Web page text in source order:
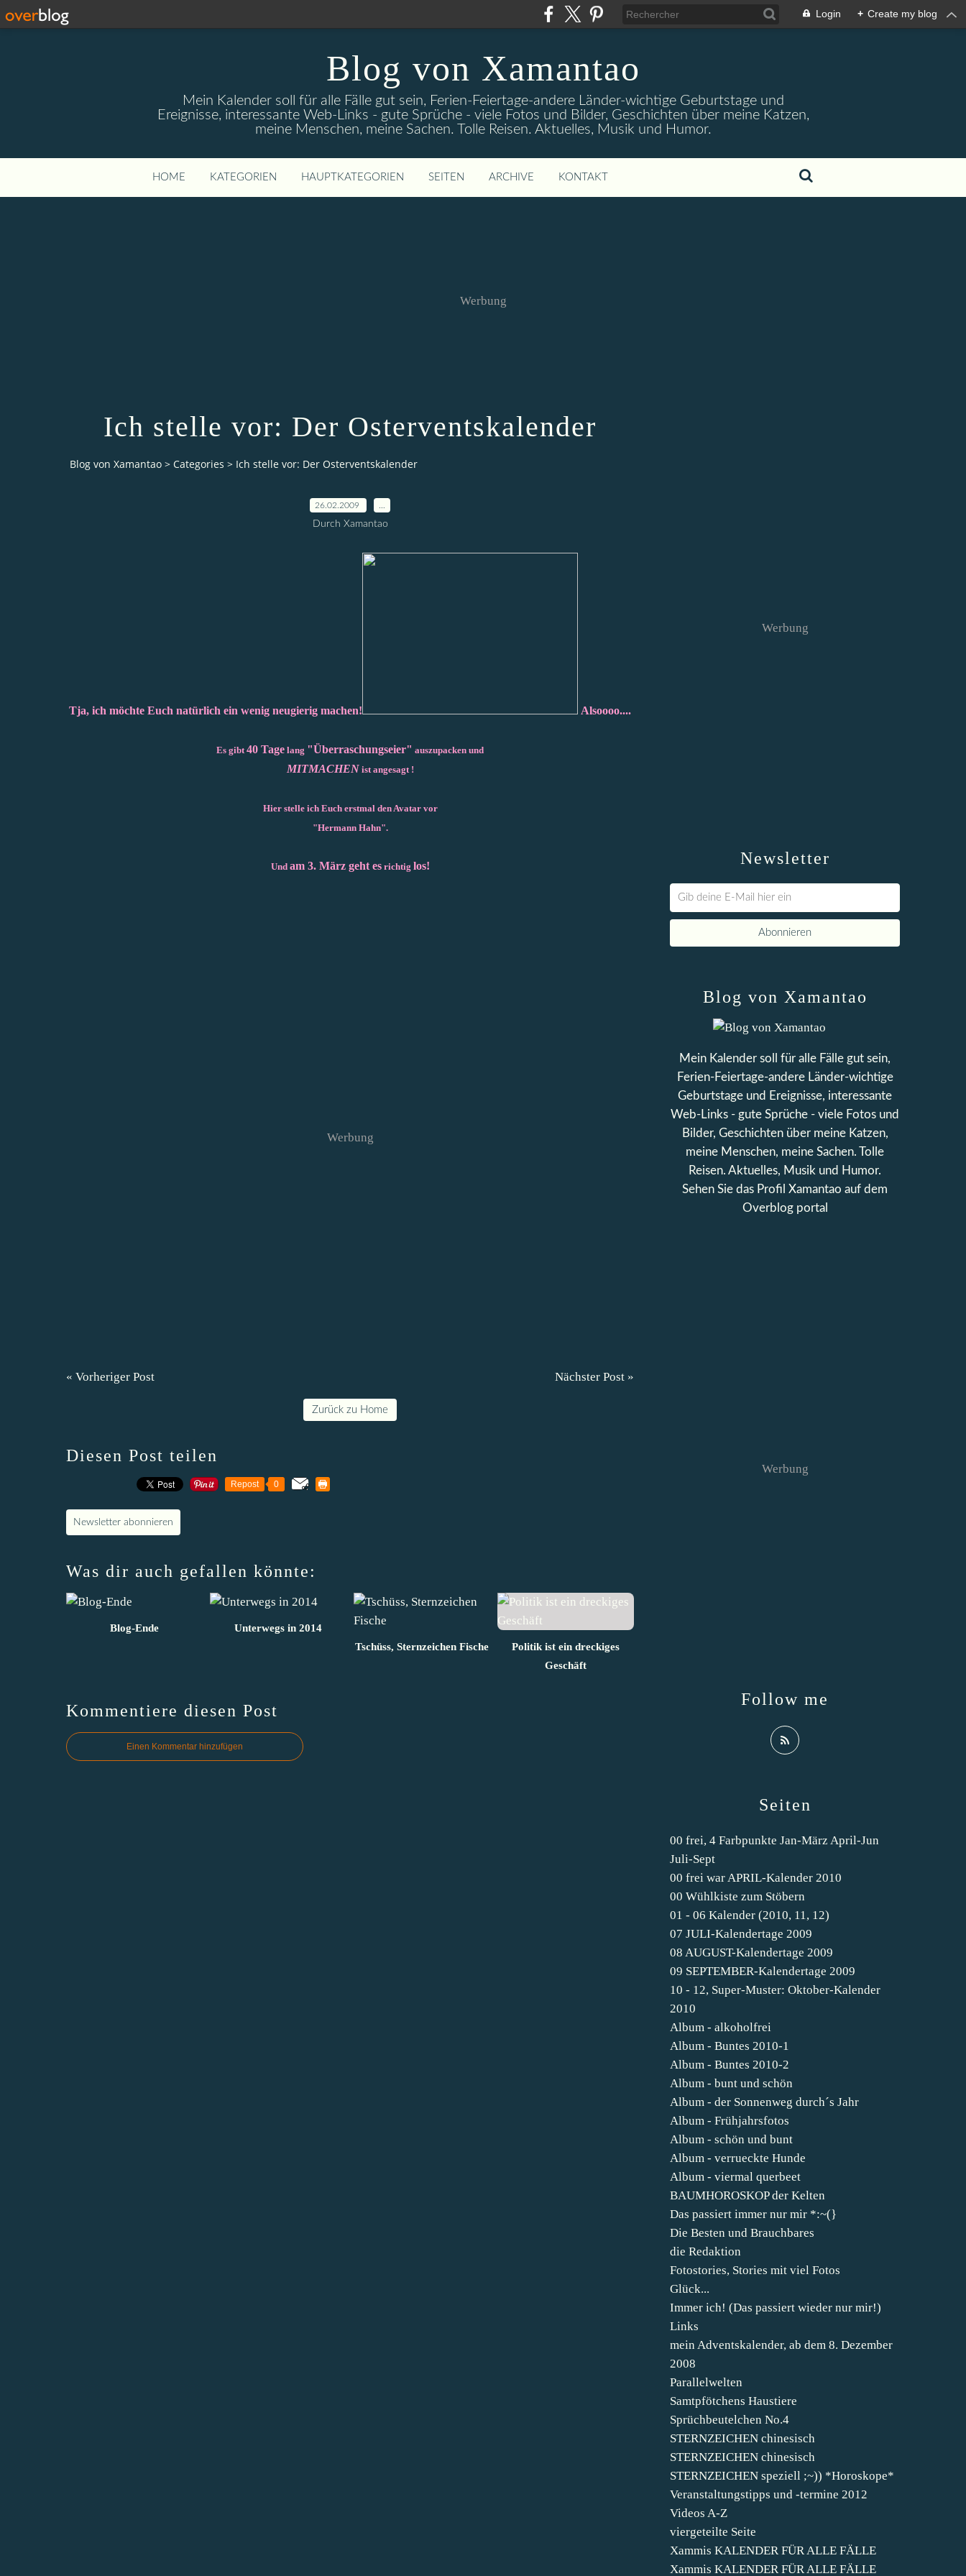
Login + Create my blog
Blog von Xamantao
Mein Kalender soll für alle Fälle gut sein, Ferien-Feiertage-andere Länder-wichtige Geburtstage und
Ereignisse, interessante Web-Links - gute Sprüche - viele Fotos und Bilder, Geschichten über meine Katzen,
meine Menschen, meine Sachen. Tolle Reisen. Aktuelles, Musik und Humor.
HOME KATEGORIEN HAUPTKATEGORIEN SEITEN ARCHIVE KONTAKT
Werbung
Ich stelle vor: Der Osterventskalender
Blog von Xamantao > Categories > Ich stelle vor: Der Osterventskalender
26.02.2009
Durch Xamantao
Tja, ich möchte Euch natürlich ein wenig neugierig machen! Alsoooo....
Es gibt 40 Tage lang "Überraschungseier" auszupacken und
MITMACHEN ist angesagt !
Hier stelle ich Euch erstmal den Avatar vor
"Hermann Hahn".
Und am 3. März geht esrichtig los!
Werbung
« Vorheriger Post Nächster Post »
Zurück zu Home
Diesen Post teilen
Repost 0
Newsletter abonnieren
Was dir auch gefallen könnte:
Blog-Ende
Unterwegs in 2014
Tschüss, Sternzeichen Fische
Politik ist ein dreckiges
Geschäft
Kommentiere diesen Post
Einen Kommentar hinzufügen
Newsletter
Werbung
Seiten
00 frei, 4 Farbpunkte Jan-März April-Jun
Juli-Sept
00 frei war APRIL-Kalender 2010
00 Wühlkiste zum Stöbern
01 - 06 Kalender (2010, 11, 12)
07 JULI-Kalendertage 2009
08 AUGUST-Kalendertage 2009
09 SEPTEMBER-Kalendertage 2009
10 - 12, Super-Muster: Oktober-Kalender
2010
Album - alkoholfrei
Album - Buntes 2010-1
Album - Buntes 2010-2
Album - bunt und schön
Album - der Sonnenweg durch´s Jahr
Album - Frühjahrsfotos
Album - schön und bunt
Album - verrueckte Hunde
Album - viermal querbeet
BAUMHOROSKOP der Kelten
Das passiert immer nur mir *:~(}
Die Besten und Brauchbares
die Redaktion
Fotostories, Stories mit viel Fotos
Glück...
Immer ich! (Das passiert wieder nur mir!)
Links
mein Adventskalender, ab dem 8. Dezember
2008
Parallelwelten
Samtpfötchens Haustiere
Sprüchbeutelchen No.4
STERNZEICHEN chinesisch
STERNZEICHEN chinesisch
STERNZEICHEN speziell ;~)) *Horoskope*
Veranstaltungstipps und -termine 2012
Videos A-Z
viergeteilte Seite
Xammis KALENDER FÜR ALLE FÄLLE
Xammis KALENDER FÜR ALLE FÄLLE
Blog von Xamantao
Mein Kalender soll für alle Fälle gut sein,
Ferien-Feiertage-andere Länder-wichtige
Geburtstage und Ereignisse, interessante
Web-Links - gute Sprüche - viele Fotos und
Bilder, Geschichten über meine Katzen,
meine Menschen, meine Sachen. Tolle
Reisen. Aktuelles, Musik und Humor.
Sehen Sie das Profil Xamantao auf dem
Overblog portal
Follow me
Werbung